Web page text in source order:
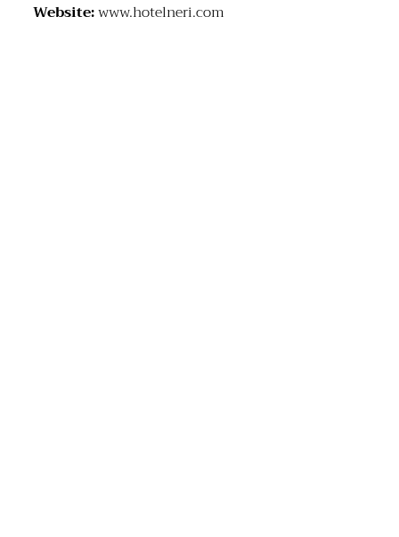
Website:www.hotelneri.com